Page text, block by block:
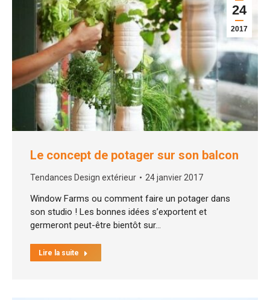
24
2017
Le concept de potager sur son balcon
Tendances Design extérieur 24 janvier 2017
Window Farms ou comment faire un potager dans
son studio ! Les bonnes idées s’exportent et
germeront peut-être bientôt sur…
Lire la suite